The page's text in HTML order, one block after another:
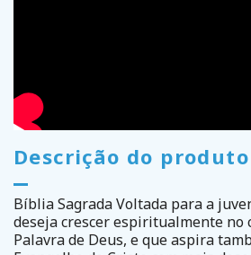
Descrição do produto
Bíblia Sagrada Voltada para a
deseja crescer espiritualmente no
Palavra de Deus, e que aspira